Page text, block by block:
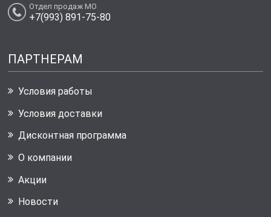
Отдел продаж МО
+7(993) 891-75-80
ПАРТНЕРАМ
Условия работы
Условия доставки
Дисконтная программа
О компании
Акции
Новости